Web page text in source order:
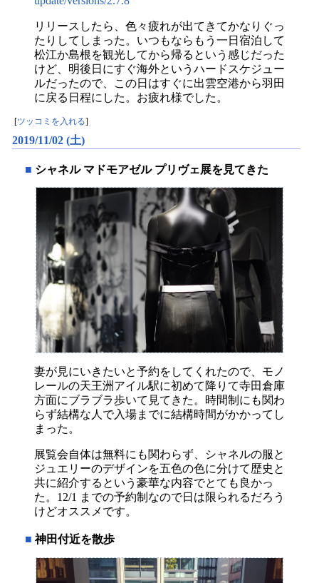
リリースしたら、色々疲れが出てきてかなりぐっ
たりしてしまった。いつもならもう一日宿泊して
松江か島根を観光してから帰るという感じだった
けど、明後日にすぐ海外というハードスケジュー
ルだったので、この日はすぐに出雲空港から羽田
に戻る日程にした。お疲れ様でした。
[ツッコミを入れる]
2019/11/02 (土)
■ シャネル マドモアゼル プリヴェ展を見てきた
妻が見にいきたいと予約をしてくれたので、モノ
レールの天王洲アイル駅に初めて降りて寺田倉庫
方面にブラブラ歩いて見てきた。時間制にも関わ
らず結構な人で入場までに結構時間がかかってし
まった。
展覧会自体は無料にも関わらず、シャネルの服と
ジュエリーのデザインを五色の色に分けて歴史と
共に紹介するという豪華な内容でとても良かっ
た。12/1 までの予約制なので日は限られるだろう
けどオススメです。
■ 神田付近を散歩